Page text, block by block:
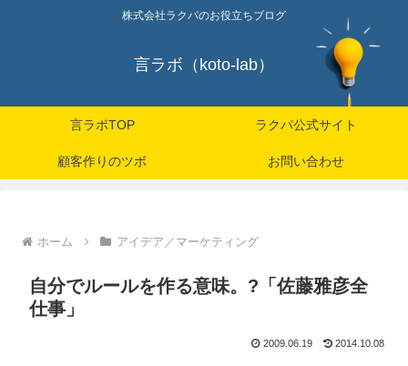
株式会社ラクパのお役立ちブログ
言ラボ（koto-lab）
言ラボTOP ラクパ公式サイト
顧客作りのツボ お問い合わせ
ホーム アイデア／マーケティング
自分でルールを作る意味。?「佐藤雅彦全
仕事」
2009.06.19 2014.10.08